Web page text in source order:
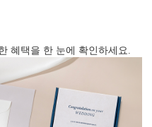
딱 맞는 포토 스티커를 기본
혜택을 한 눈에 확인하세요.